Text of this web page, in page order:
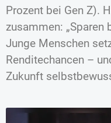
Prozent bei Gen Z).
zusammen: „Sparen
Junge Menschen
Renditechancen –
Zukunft